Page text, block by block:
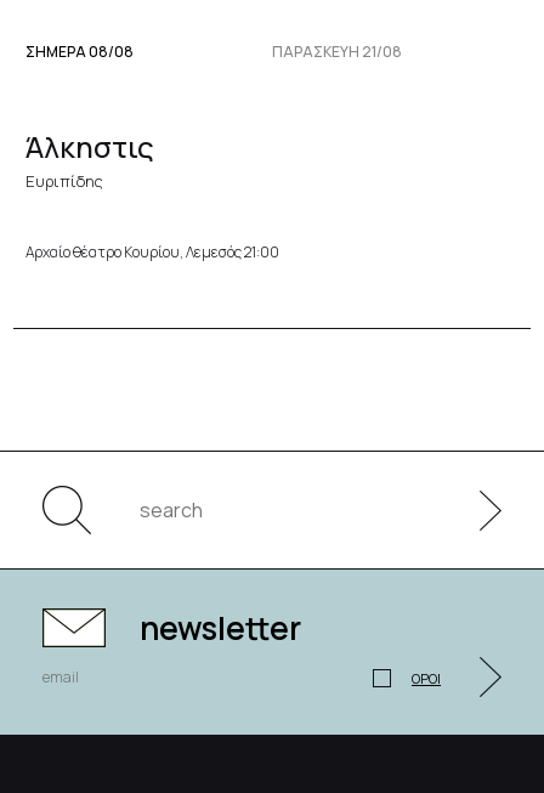
ΣΗΜΕΡΑ 08/08 ΠΑΡΑΣΚΕΥΉ 21/08
Άλκηστις
Ευριπίδης
Αρχαίο θέατρο Κουρίου, Λεμεσός 21:00
newsletter
ΟΡΟΙ